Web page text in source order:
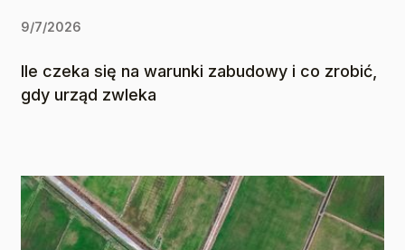
9/7/2026
Ile czeka się na warunki zabudowy i co zrobić,
gdy urząd zwleka